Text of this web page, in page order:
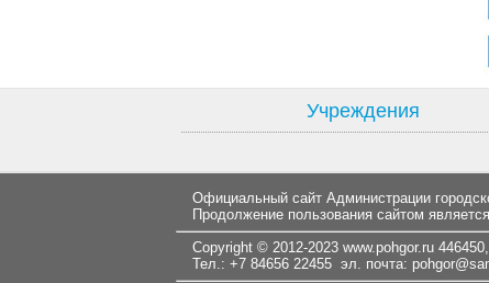
Учреждения
Официальный сайт Администрации
Продолжение пользования сайтом
Copyright © 2012-2023 www.pohgor.ru
Тел.: +7 84656 22455 эл. почта: